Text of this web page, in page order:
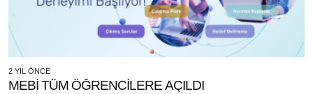
2 YIL ÖNCE
MEBİ TÜM ÖĞRENCİLERE AÇILDI